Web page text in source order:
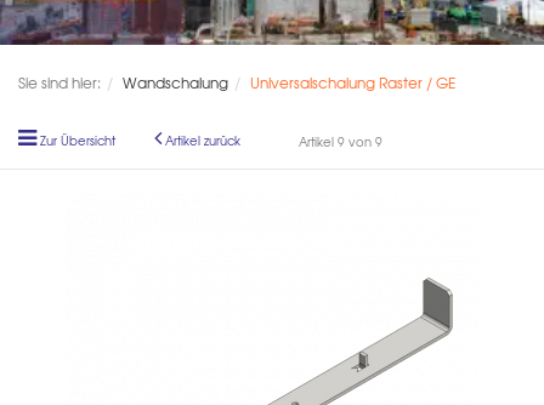
Sie sind hier: Wandschalung Universalschalung Raster / GE
Zur Übersicht Artikel zurück Artikel 9 von 9